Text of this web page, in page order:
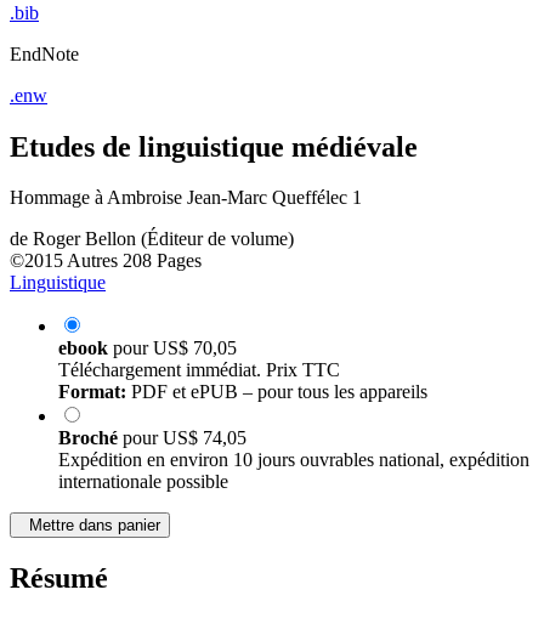
.bib
EndNote
.enw
Etudes de linguistique médiévale
Hommage à Ambroise Jean-Marc Queffélec 1
de Roger Bellon (Éditeur de volume)
©2015Autres 208 Pages
Linguistique
ebook pourUS$ 70,05
Téléchargement immédiat. Prix TTC
Format: PDF et ePUB – pour tous les appareils
Broché pourUS$ 74,05
Expédition en environ 10 jours ouvrables national, expédition
internationale possible
Mettre dans panier
Résumé